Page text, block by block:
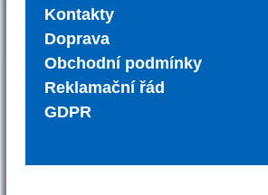
Kontakty
Doprava
Obchodní podmínky
Reklamační řád
GDPR